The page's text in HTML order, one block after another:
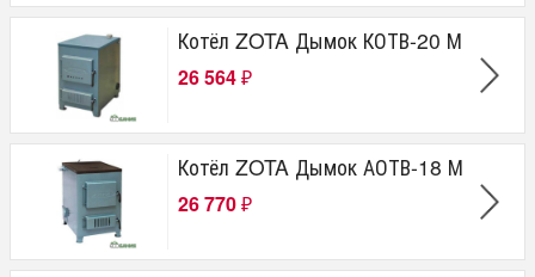
Котёл ZOTA Дымок КОТВ-20 М
26 564 ₽
Котёл ZOTA Дымок АОТВ-18 М
26 770 ₽